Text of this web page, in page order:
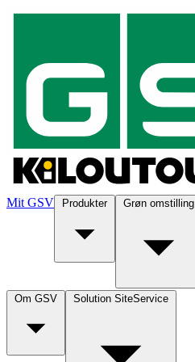
Mit GSV Produkter Grøn omstilling
Om GSV Solution SiteService